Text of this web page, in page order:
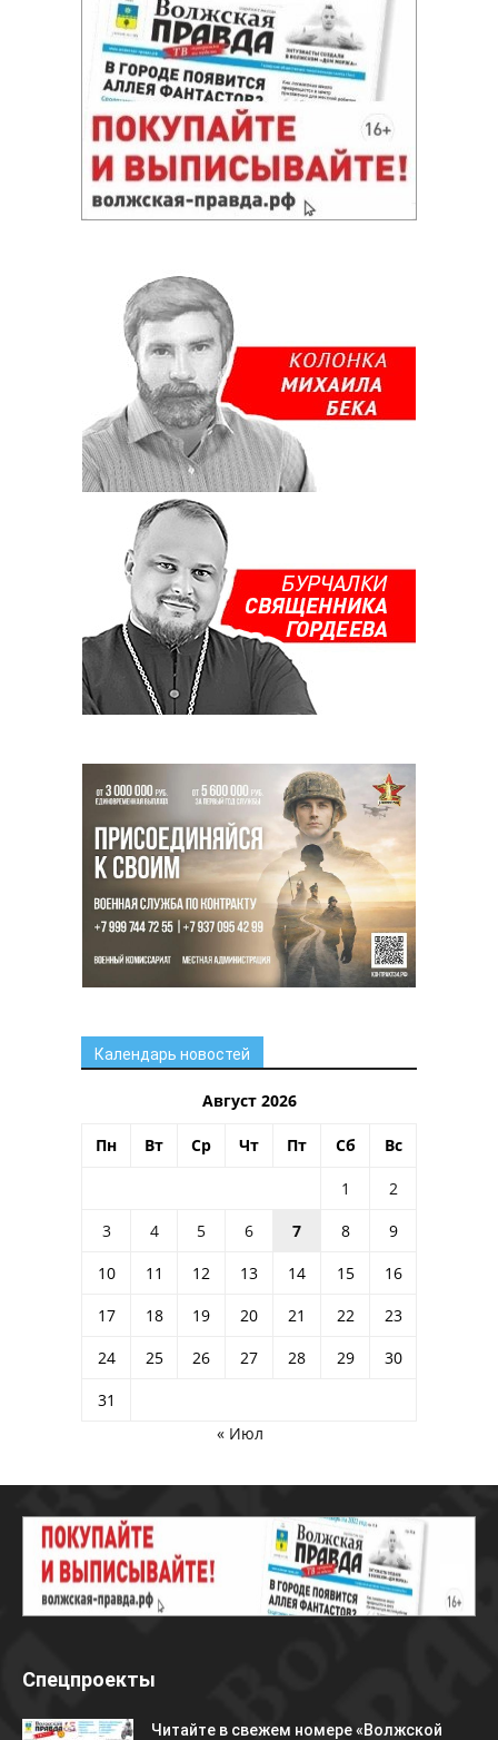
Календарь новостей
Август 2026
Пн Вт Ср Чт Пт Сб Вс
1
2
3
4 5 6 7 8
9
10
11 12 13 14 15
16
17
18 19 20 21 22
23
24
25 26 27 28 29
30
31
« Июл
Спецпроекты
Читайте в свежем номере «Волжской